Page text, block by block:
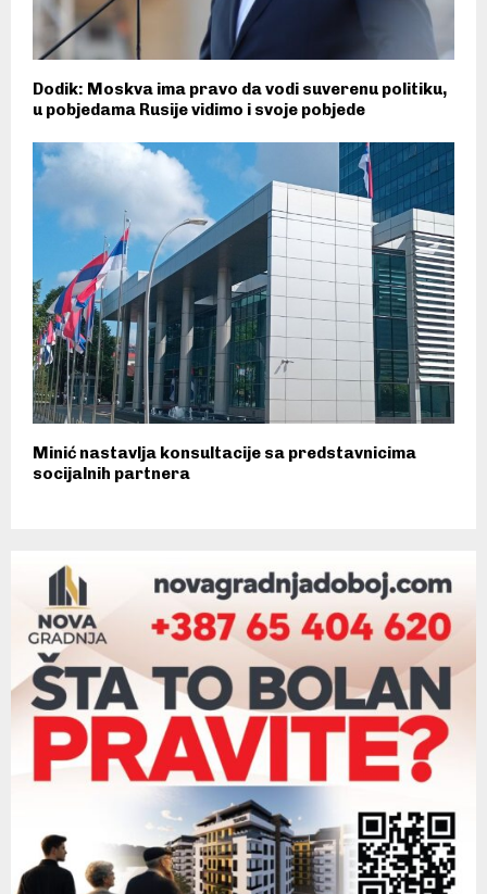
Dodik: Moskva ima pravo da vodi suverenu politiku,
u pobjedama Rusije vidimo i svoje pobjede
Minić nastavlja konsultacije sa predstavnicima
socijalnih partnera